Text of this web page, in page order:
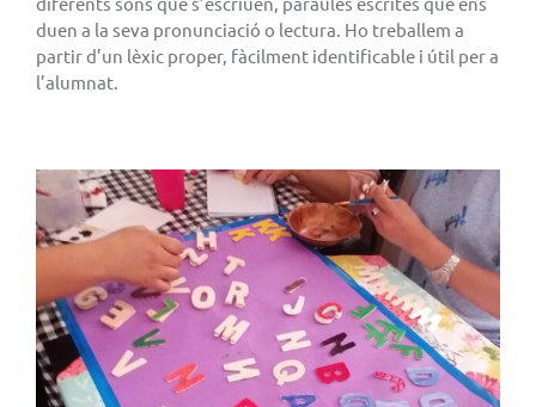
duen a la seva pronunciació o lectura. Ho treballem a
partir d’un lèxic proper, fàcilment identificable i útil per a
l’alumnat.